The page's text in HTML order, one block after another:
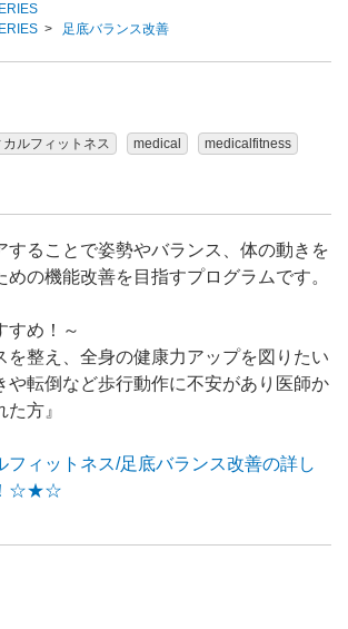
> 足底バランス改善
カルフィットネス medical
medicalfitness
することで姿勢やバランス、体の動きを
めの機能改善を目指すプログラムです。
すめ！～
を整え、全身の健康力アップを図りたい
や転倒など歩行動作に不安があり医師か
方』
ィットネス/足底バランス改善の詳し
！☆★☆